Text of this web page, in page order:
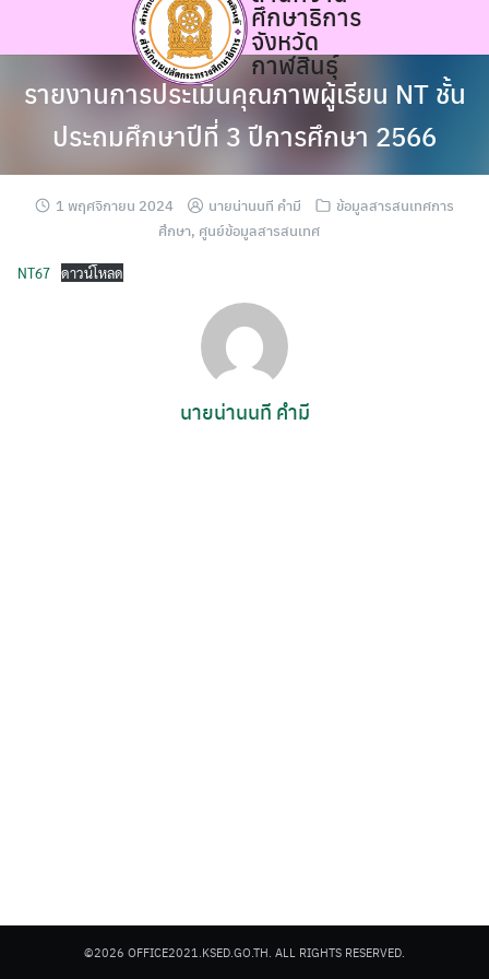
ศึกษาธิการ
จังหวัด
กาฬสินธุ์
รายงานการประเมินคุณภาพผู้เรียน NT ชั้น
ประถมศึกษาปีที่ 3 ปีการศึกษา 2566
1 พฤศจิกายน 2024 นายน่านนที คำมี
ข้อมูลสารสนเทศการ
ศึกษา, ศูนย์ข้อมูลสารสนเทศ
NT67 ดาวน์โหลด
นายน่านนที คำมี
©2026 OFFICE2021.KSED.GO.TH. ALL RIGHTS RESERVED.